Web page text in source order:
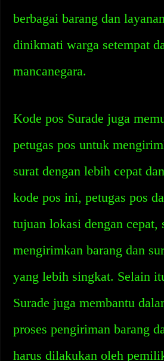
berbagai barang dan
dinikmati warga setempat
mancanegara.
Kode pos Surade juga
petugas pos untuk
surat dengan lebih cepat
kode pos ini, petugas pos
tujuan lokasi dengan cepat,
mengirimkan barang dan
yang lebih singkat. Selain
Surade juga membantu
proses pengiriman barang
harus dilakukan oleh